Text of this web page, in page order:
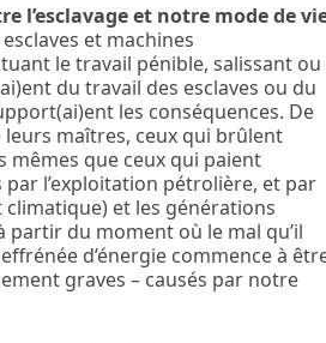
l’esclavage et notre mode de
esclaves et machines
le travail pénible, salissant ou
du travail des esclaves ou du
les conséquences. De
maîtres, ceux qui brûlent
mêmes que ceux qui paient
par l’exploitation pétrolière, et par
et les générations
partir du moment où le mal qu’il
d’énergie commence à
graves – causés par notre